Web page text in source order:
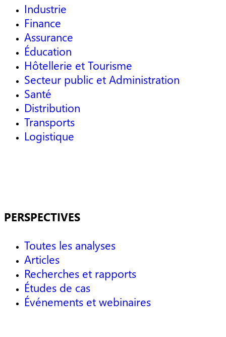
Industrie
Finance
Assurance
Éducation
Hôtellerie et Tourisme
Secteur public et Administration
Santé
Distribution
Transports
Logistique
PERSPECTIVES
Toutes les analyses
Articles
Recherches et rapports
Études de cas
Événements et webinaires